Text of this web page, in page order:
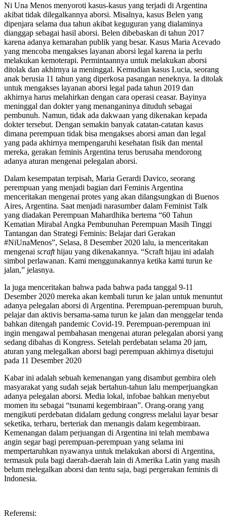
Ni Una Menos menyoroti kasus-kasus yang terjadi di Argentina
akibat tidak dilegalkannya aborsi. Misalnya, kasus Belen yang
dipenjara selama dua tahun akibat keguguran yang dialaminya
dianggap sebagai hasil aborsi. Belen dibebaskan di tahun 2017
karena adanya kemarahan publik yang besar. Kasus Maria Acevado
yang mencoba mengakses layanan aborsi legal karena ia perlu
melakukan kemoterapi. Permintaannya untuk melakukan aborsi
ditolak dan akhirnya ia meninggal. Kemudian kasus Lucia, seorang
anak berusia 11 tahun yang diperkosa pasangan neneknya. Ia ditolak
untuk mengakses layanan aborsi legal pada tahun 2019 dan
akhirnya harus melahirkan dengan cara operasi ceasar. Bayinya
meninggal dan dokter yang menanganinya dituduh sebagai
pembunuh. Namun, tidak ada dakwaan yang dikenakan kepada
dokter tersebut. Dengan semakin banyak catatan-catatan kasus
dimana perempuan tidak bisa mengakses aborsi aman dan legal
yang pada akhirnya mempengaruhi kesehatan fisik dan mental
mereka, gerakan feminis Argentina terus berusaha mendorong
adanya aturan mengenai pelegalan aborsi.
Dalam kesempatan terpisah, Maria Gerardi Davico, seorang
perempuan yang menjadi bagian dari Feminis Argentina
menceritakan mengenai protes yang akan dilangsungkan di Buenos
Aires, Argentina. Saat menjadi narasumber dalam Feminist Talk
yang diadakan Perempuan Mahardhika bertema “60 Tahun
Kematian Mirabal Angka Pembunuhan Perempuan Masih Tinggi
Tantangan dan Strategi Feminis: Belajar dari Gerakan
#NiUnaMenos”, Selasa, 8 Desember 2020 lalu, ia menceritakan
mengenai scrafthijau yang dikenakannya. “Scraft hijau ini adalah
simbol perlawanan. Kami menggunakannya ketika kami turun ke
jalan,” jelasnya.
Ia juga menceritakan bahwa pada bahwa pada tanggal 9-11
Desember 2020 mereka akan kembali turun ke jalan untuk menuntut
adanya pelegalan aborsi di Argentina. Perempuan-perempuan buruh,
pelajar dan aktivis bersama-sama turun ke jalan dan menggelar tenda
bahkan ditengah pandemic Covid-19. Perempuan-perempuan ini
ingin mengawal pembahasan mengenai aturan pelegalan aborsi yang
sedang dibahas di Kongress. Setelah perdebatan selama 20 jam,
aturan yang melegalkan aborsi bagi perempuan akhirnya disetujui
pada 11 Desember 2020
Kabar ini adalah sebuah kemenangan yang disambut gembira oleh
masyarakat yang sudah sejak bertahun-tahun lalu memperjuangkan
adanya pelegalan aborsi. Media lokal, infobae bahkan menyebut
momen itu sebagai “tsunami kegembiraan”. Orang-orang yang
mengikuti perdebatan didalam gedung congress melalui layar besar
seketika, terharu, berteriak dan menangis dalam kegembiraan.
Kemenangan dalam perjuangan di Argentina ini telah membawa
angin segar bagi perempuan-perempuan yang selama ini
mempertaruhkan nyawanya untuk melakukan aborsi di Argentina,
termasuk pula bagi daerah-daerah lain di Amerika Latin yang masih
belum melegalkan aborsi dan tentu saja, bagi pergerakan feminis di
Indonesia.
Referensi: